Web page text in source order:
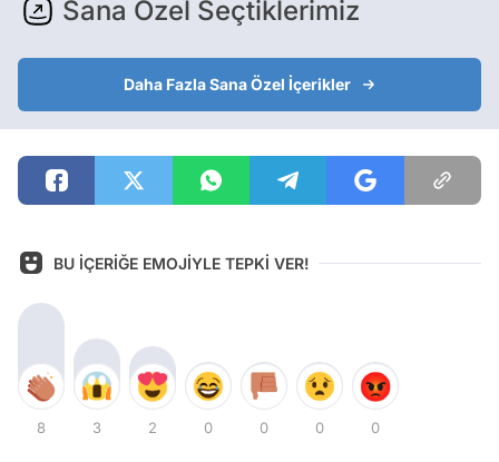
Sana Özel Seçtiklerimiz
Daha Fazla Sana Özel İçerikler
BU İÇERİĞE EMOJİYLE TEPKİ VER!
8 3 2 0 0 0 0